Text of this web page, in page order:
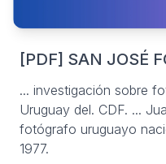
[PDF] SAN JOSÉ
... investigación sobre
Uruguay del. CDF. ...
fotógrafo uruguayo
1977.